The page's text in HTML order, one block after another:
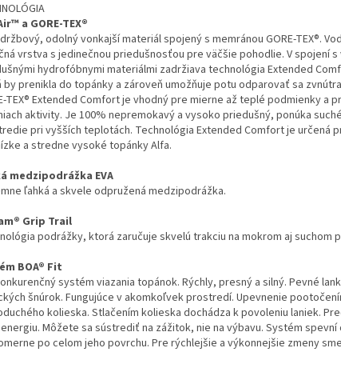
a GORE-TEX®
odolný vonkajší materiál spojený s memránou GORE-TEX®.
vrstva s jedinečnou priedušnosťou pre väčšie pohodlie. V spojení
hydrofóbnymi materiálmi zadržiava technológia Extended
by prenikla do topánky a zároveň umožňuje potu odparovať sa
TEX® Extended Comfort je vhodný pre mierne až teplé podmienky a
aktivity. Je 100% nepremokavý a vysoko priedušný, ponúka
pri vyšších teplotách. Technológia Extended Comfort je určená
a stredne vysoké topánky Alfa.
medzipodrážka EVA
ľahká a skvele odpružená medzipodrážka.
Grip Trail
podrážky, ktorá zaručuje skvelú trakciu na mokrom aj suchom
BOA® Fit
systém viazania topánok. Rýchly, presný a silný. Pevné
šnúrok. Fungujúce v akomkoľvek prostredí. Upevnenie
kolieska. Stlačením kolieska dochádza k povoleniu laniek.
Môžete sa sústrediť na zážitok, nie na výbavu. Systém spevní
po celom jeho povrchu. Pre rýchlejšie a výkonnejšie zmeny